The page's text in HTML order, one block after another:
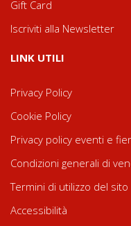
Gift Card
Iscriviti alla Newsletter
LINK UTILI
Privacy Policy
Cookie Policy
Privacy policy eventi e
Condizioni generali di
Termini di utilizzo del sito
Accessibilità